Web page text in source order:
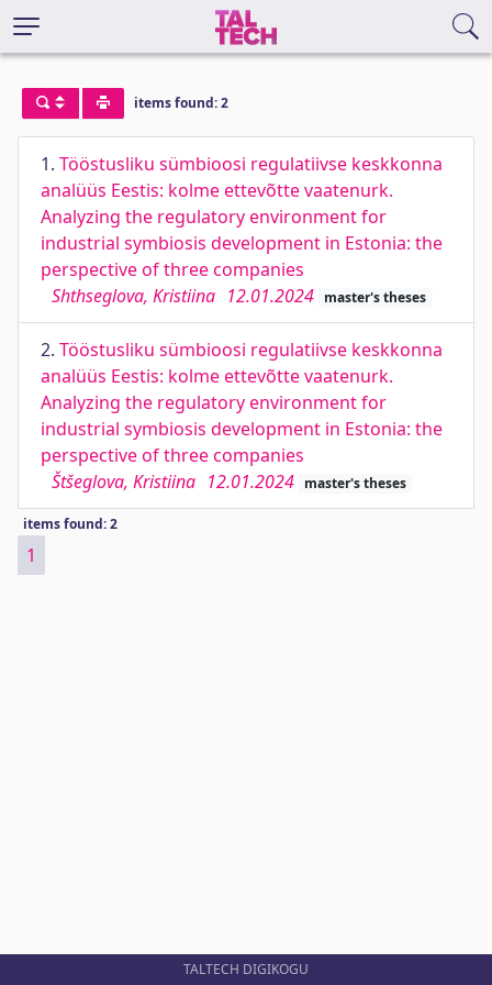
items found: 2
1. Tööstusliku sümbioosi regulatiivse keskkonna
analüüs Eestis: kolme ettevõtte vaatenurk.
Analyzing the regulatory environment for
industrial symbiosis development in Estonia: the
perspective of three companies
Shthseglova, Kristiina 12.01.2024 master's theses
2. Tööstusliku sümbioosi regulatiivse keskkonna
analüüs Eestis: kolme ettevõtte vaatenurk.
Analyzing the regulatory environment for
industrial symbiosis development in Estonia: the
perspective of three companies
Štšeglova, Kristiina 12.01.2024 master's theses
items found: 2
1
TALTECH DIGIKOGU